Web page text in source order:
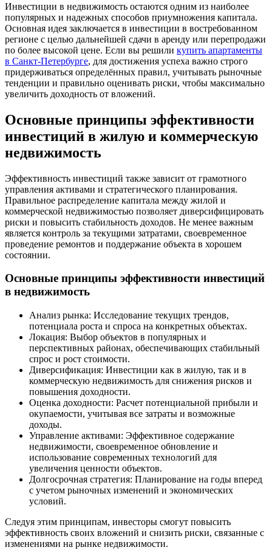
Инвестиции в недвижимость остаются одним из наиболее
популярных и надежных способов приумножения капитала.
Основная идея заключается в инвестиции в востребованном
регионе с целью дальнейшей сдачи в аренду или перепродажи
по более высокой цене. Если вы решили купить апартаменты
в Санкт-Петербурге, для достижения успеха важно строго
придерживаться определённых правил, учитывать рыночные
тенденции и правильно оценивать риски, чтобы максимально
увеличить доходность от вложений.
Основные принципы эффективности
инвестиций в жилую и коммерческую
недвижимость
Эффективность инвестиций также зависит от грамотного
управления активами и стратегического планирования.
Правильное распределение капитала между жилой и
коммерческой недвижимостью позволяет диверсифицировать
риски и повысить стабильность доходов. Не менее важным
является контроль за текущими затратами, своевременное
проведение ремонтов и поддержание объекта в хорошем
состоянии.
Основные принципы эффективности инвестиций
в недвижимость
Анализ рынка: Исследование текущих трендов,
потенциала роста и спроса на конкретных объектах.
Локация: Выбор объектов в популярных и
перспективных районах, обеспечивающих стабильный
спрос и рост стоимости.
Диверсификация: Инвестиции как в жилую, так и в
коммерческую недвижимость для снижения рисков и
повышения доходности.
Оценка доходности: Расчет потенциальной прибыли и
окупаемости, учитывая все затраты и возможные
доходы.
Управление активами: Эффективное содержание
недвижимости, своевременное обновление и
использование современных технологий для
увеличения ценности объектов.
Долгосрочная стратегия: Планирование на годы вперед
с учетом рыночных изменений и экономических
условий.
Следуя этим принципам, инвесторы смогут повысить
эффективность своих вложений и снизить риски, связанные с
изменениями на рынке недвижимости.